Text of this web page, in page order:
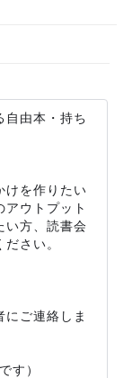
自由本・持ち
けを作りたい
ウトプット
い方、読書会
ださい。
ご連絡しま
す）